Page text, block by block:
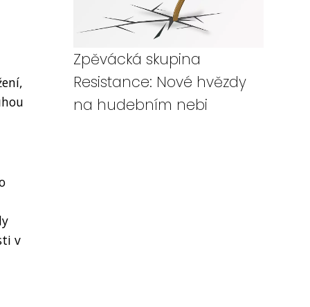
v
Zpěvácká skupina
Resistance: Nové hvězdy
na hudebním nebi